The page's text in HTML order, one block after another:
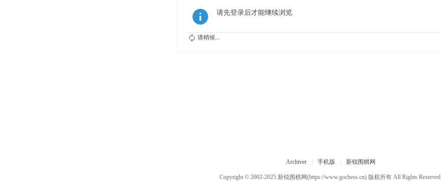
请先登录后才能继续浏览
请稍候...
Archiver 手机版 新锐围棋网
Copyright © 2002-2025 新锐围棋网(https://www.gochess.cn) 版权所有 All Rights